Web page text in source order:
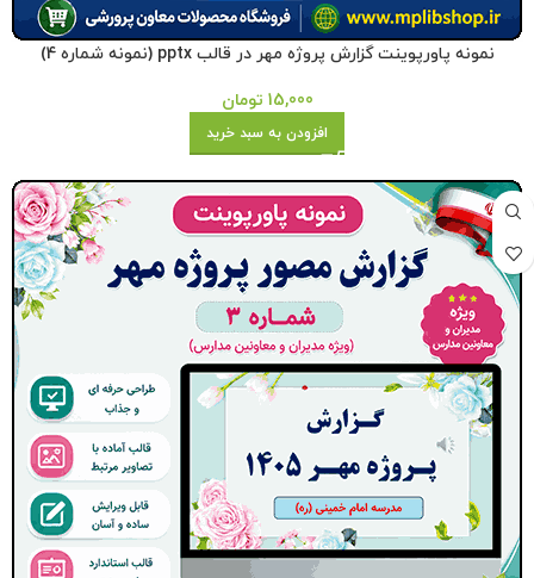
نمونه پاورپوینت گزارش پروژه مهر در قالب pptx (نمونه شماره 4)
15,000 تومان
افزودن به سبد خرید